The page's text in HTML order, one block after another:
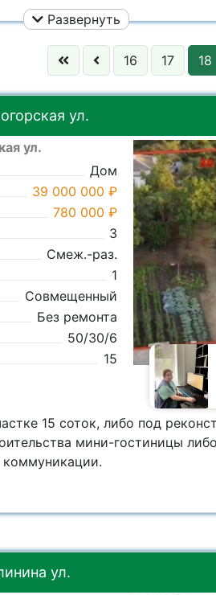
Улица:
Цена:
Город:
Развернуть
16 17 18
ул.
ул.
Дом
39 000 000 ₽
780 000 ₽
3
Смеж.-раз.
1
Совмещенный
Без ремонта
50/30/6
15
8 928
15 соток, либо под
мини-гостиницы
ул.